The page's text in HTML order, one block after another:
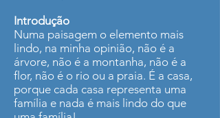
Introdução
Numa paisagem o elemento mais
lindo, na minha opinião, não é a
árvore, não é a montanha, não é a
flor, não é o rio ou a praia. É a casa,
porque cada casa representa uma
família e nada é mais lindo do que